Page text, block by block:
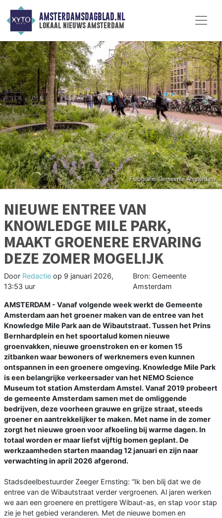
AMSTERDAMSDAGBLAD.NL
lokaal nieuws amsterdam
NIEUWE ENTREE VAN
KNOWLEDGE MILE PARK,
MAAKT GROENERE ERVARING
DEZE ZOMER MOGELIJK
Door Redactie op 9 januari 2026,
13:53 uur
Bron: Gemeente
Amsterdam
AMSTERDAM - Vanaf volgende week werkt de Gemeente
Amsterdam aan het groener maken van de entree van het
Knowledge Mile Park aan de Wibautstraat. Tussen het Prins
Bernhardplein en het spoortalud komen nieuwe
groenvakken, nieuwe groenstroken en er komen 15
zitbanken waar bewoners of werknemers even kunnen
ontspannen in een groenere omgeving. Knowledge Mile Park
is een belangrijke verkeersader van het NEMO Science
Museum tot station Amsterdam Amstel. Vanaf 2019 probeert
de gemeente Amsterdam samen met de omliggende
bedrijven, deze voorheen grauwe en grijze straat, steeds
groener en aantrekkelijker te maken. Met name in de zomer
zorgt het nieuwe groen voor afkoeling bij warme dagen. In
totaal worden er maar liefst vijftig bomen geplant. De
werkzaamheden starten maandag 12 januari en zijn naar
verwachting in april 2026 afgerond.
Stadsdeelbestuurder Zeeger Ernsting: “Ik ben blij dat we de
entree van de Wibautstraat verder vergroenen. Al jaren werken
we aan een groenere en prettigere Wibaut-as, en stap voor stap
zie je het gebied veranderen. Met de nieuwe bomen en